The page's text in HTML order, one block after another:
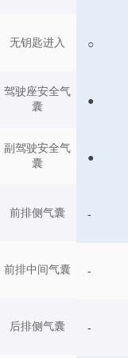
无钥匙进入
驾驶座安全气
囊
副驾驶安全气
囊
前排侧气囊
前排中间气囊
后排侧气囊
○
●
●
-
-
-